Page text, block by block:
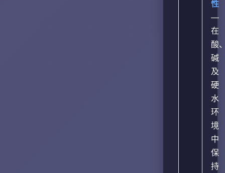
性
—
在
酸
碱
及
硬
水
环
境
中
保
持